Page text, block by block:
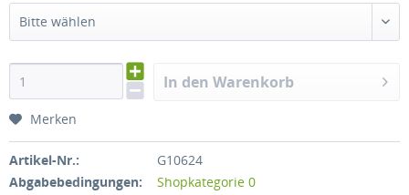
Bitte wählen
In den Warenkorb
Merken
Artikel-Nr.:
G10624
Abgabebedingungen:
Shopkategorie 0